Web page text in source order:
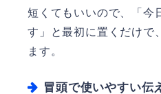
短くてもいいので、「今
す」と最初に置くだけで
ます。
冒頭で使いやすい伝